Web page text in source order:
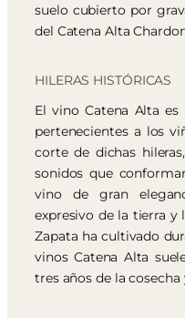
suelo cubierto por
del Catena Alta
HILERAS HISTÓRICAS
El vino Catena Alta
pertenecientes a los
corte de dichas
sonidos que
vino de gran
expresivo de la tierra y
Zapata ha cultivado
vinos Catena Alta
tres años de la